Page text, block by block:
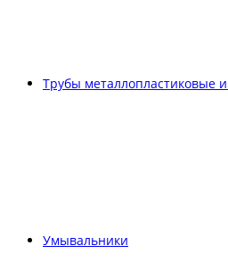
Трубы металлопластиковые
Умывальники